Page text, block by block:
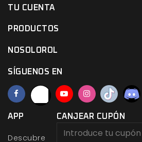
TU CUENTA
PRODUCTOS
NOSOLOROL
SÍGUENOS EN
APP
Descubre
CANJEAR CUPÓN